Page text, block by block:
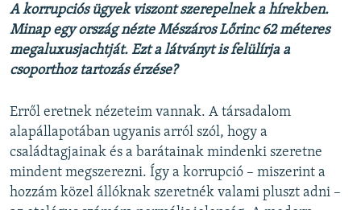
A korrupciós ügyek viszont szerepelnek a hírekben.
Minap egy ország nézte Mészáros Lőrinc 62 méteres
megaluxusjachtját. Ezt a látványt is felülírja a
csoporthoz tartozás érzése?
Erről eretnek nézeteim vannak. A társadalom
alapállapotában ugyanis arról szól, hogy a
családtagjainak és a barátainak mindenki szeretne
mindent megszerezni. Így a korrupció – miszerint a
hozzám közel állóknak szeretnék valami pluszt adni –